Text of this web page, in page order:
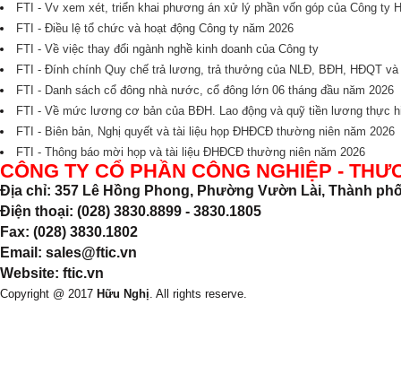
FTI - Vv xem xét, triển khai phương án xử lý phần vốn góp của Công ty
FTI - Điều lệ tổ chức và hoạt động Công ty năm 2026
FTI - Về việc thay đổi ngành nghề kinh doanh của Công ty
FTI - Đính chính Quy chế trả lương, trả thưởng của NLĐ, BĐH, HĐQT
FTI - Danh sách cổ đông nhà nước, cổ đông lớn 06 tháng đầu năm 2026
FTI - Về mức lương cơ bản của BĐH. Lao động và quỹ tiền lương thực
FTI - Biên bản, Nghị quyết và tài liệu họp ĐHĐCĐ thường niên năm 2026
FTI - Thông báo mời họp và tài liệu ĐHĐCĐ thường niên năm 2026
CÔNG TY CỔ PHẦN CÔNG NGHIỆP -
Địa chỉ: 357 Lê Hồng Phong, Phường Vườn Lài, Thành
Điện thoại: (028) 3830.8899 - 3830.1805
Fax: (028) 3830.1802
Email: sales@ftic.vn
Website: ftic.vn
Copyright @ 2017 Hữu Nghị. All rights reserve.